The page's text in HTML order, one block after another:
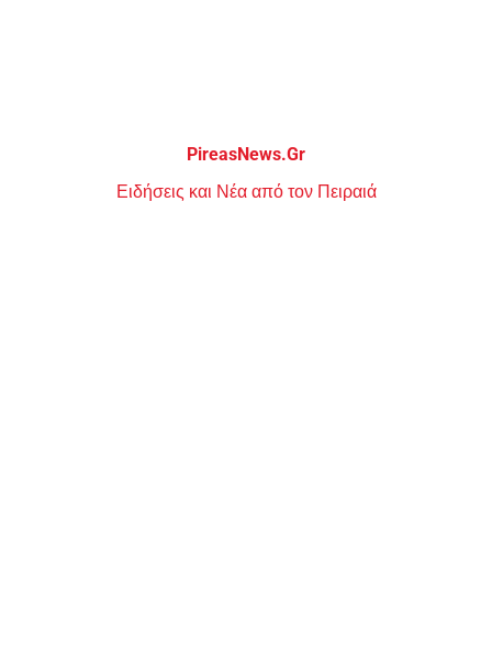
PireasNews.Gr
Ειδήσεις και Νέα από τον Πειραιά